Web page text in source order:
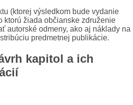
(ktorej výsledkom bude vydanie
ktorú žiada občianske združenie
autorské odmeny, ako aj náklady na
predmetnej publikácie.
kapitol a ich